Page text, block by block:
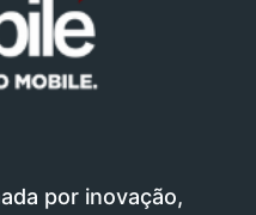
por inovação,